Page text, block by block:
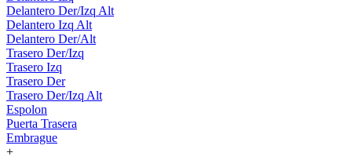
Delantero Der/Izq Alt
Delantero Izq Alt
Delantero Der/Alt
Trasero Der/Izq
Trasero Izq
Trasero Der
Trasero Der/Izq Alt
Espolon
Puerta Trasera
Embrague
+